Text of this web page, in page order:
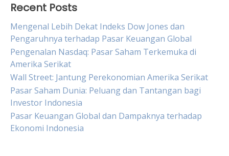
Recent Posts
Mengenal Lebih Dekat Indeks Dow Jones dan
Pengaruhnya terhadap Pasar Keuangan Global
Pengenalan Nasdaq: Pasar Saham Terkemuka di
Amerika Serikat
Wall Street: Jantung Perekonomian Amerika Serikat
Pasar Saham Dunia: Peluang dan Tantangan bagi
Investor Indonesia
Pasar Keuangan Global dan Dampaknya terhadap
Ekonomi Indonesia